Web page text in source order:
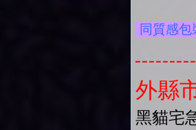
同質感
外縣
黑貓宅